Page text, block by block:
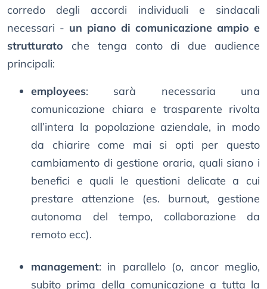
corredo degli accordi individuali e sindacali
necessari - un piano di comunicazione ampio e
strutturato che tenga conto di due audience
principali:
employees: sarà necessaria una
comunicazione chiara e trasparente rivolta
all’intera la popolazione aziendale, in modo
da chiarire come mai si opti per questo
cambiamento di gestione oraria, quali siano i
benefici e quali le questioni delicate a cui
prestare attenzione (es. burnout, gestione
autonoma del tempo, collaborazione da
remoto ecc).
management: in parallelo (o, ancor meglio,
subito prima della comunicazione a tutta la